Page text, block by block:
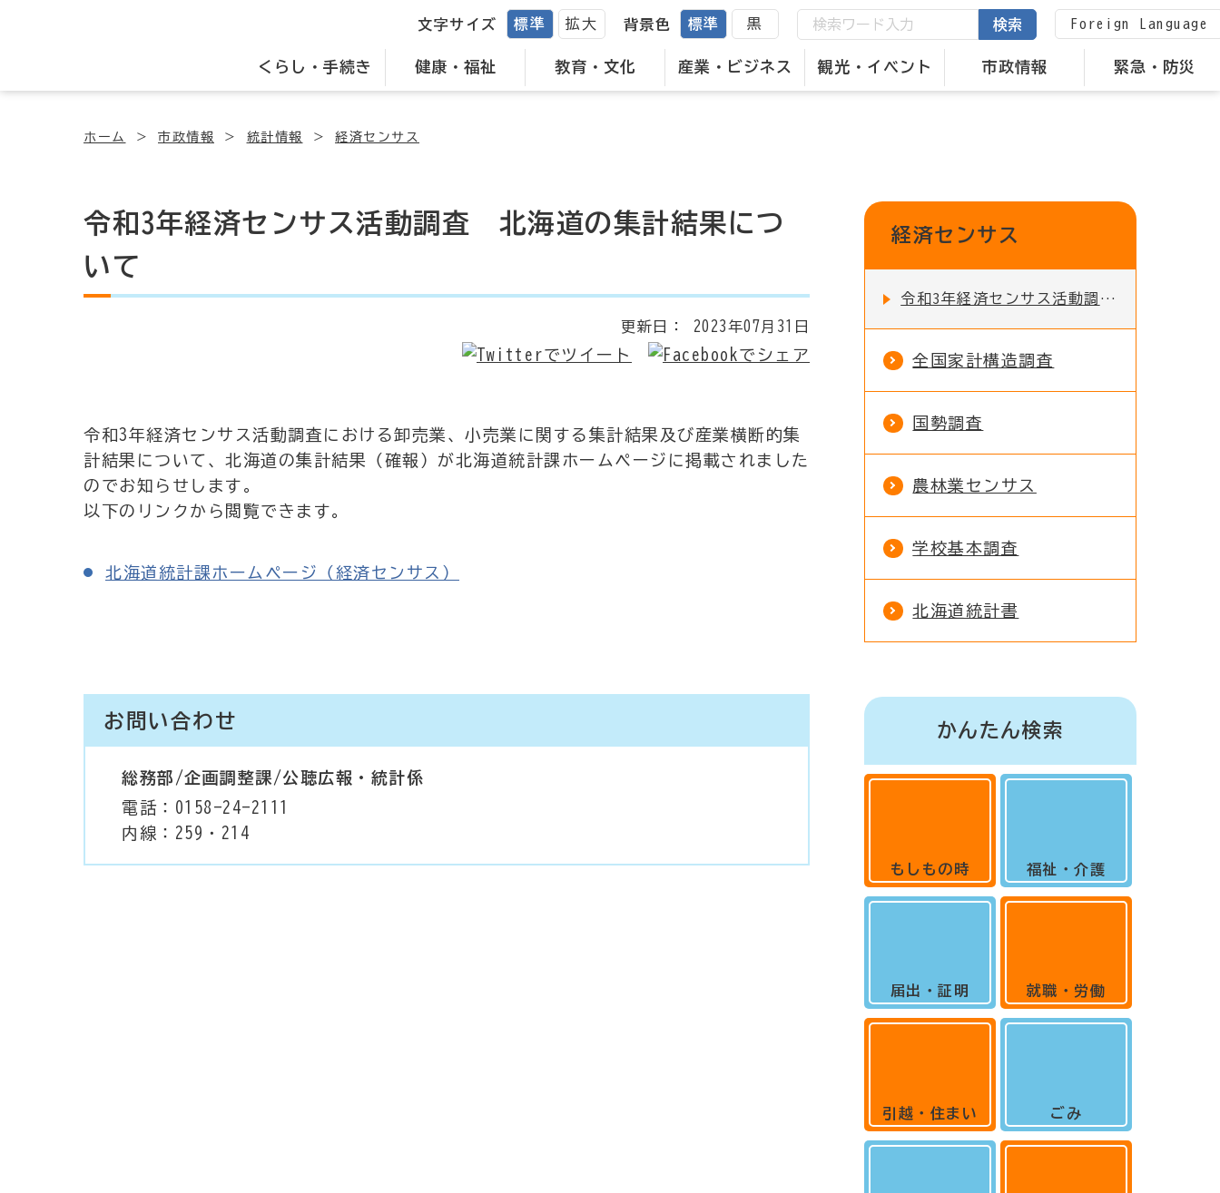
くらし・手続き 健康・福祉 教育・文化 産業・ビジネス 観光・イベント 市政情報 緊急・防災
文字サイズ 標準 拡大 背景色 標準 黒 検索 Foreign Language
ホーム 市政情報 統計情報 経済センサス
令和3年経済センサス活動調査 北海道の集計結果につ
いて
更新日： 2023年07月31日
令和3年経済センサス活動調査における卸売業、小売業に関する集計結果及び産業横断的集
計結果について、北海道の集計結果（確報）が北海道統計課ホームページに掲載されました
のでお知らせします。
以下のリンクから閲覧できます。
北海道統計課ホームページ（経済センサス）
お問い合わせ
総務部/企画調整課/公聴広報・統計係
電話：0158-24-2111
内線：259・214
経済センサス
令和3年経済センサス活動調査 北海道の集計結果について
全国家計構造調査
国勢調査
農林業センサス
学校基本調査
北海道統計書
かんたん検索
もしもの時
届出・証明
引越・住まい
福祉・介護
就職・労働
ごみ